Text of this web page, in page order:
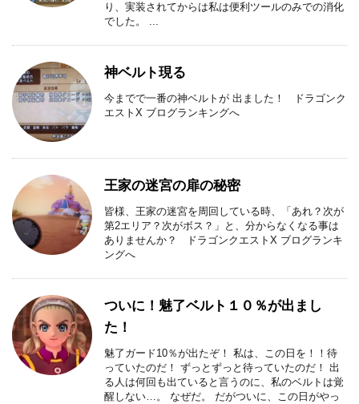
り、実装されてからは私は便利ツールのみでの消化
でした。 ...
神ベルト現る
今までで一番の神ベルトが 出ました！ ドラゴンク
エストX ブログランキングへ
王家の迷宮の扉の秘密
皆様、王家の迷宮を周回している時、「あれ？次が
第2エリア？次がボス？」と、分からなくなる事は
ありませんか？ ドラゴンクエストX ブログランキ
ングへ
ついに！魅了ベルト１０％が出まし
た！
魅了ガード10％が出たぞ！ 私は、この日を！！待
っていたのだ！ ずっとずっと待っていたのだ！ 出
る人は何回も出ていると言うのに、私のベルトは覚
醒しない…。 なぜだ。 だがついに、この日がやっ